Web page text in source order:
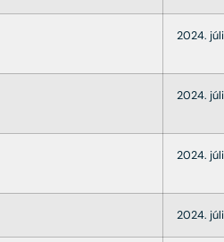
2024.
2024.
2024.
2024.